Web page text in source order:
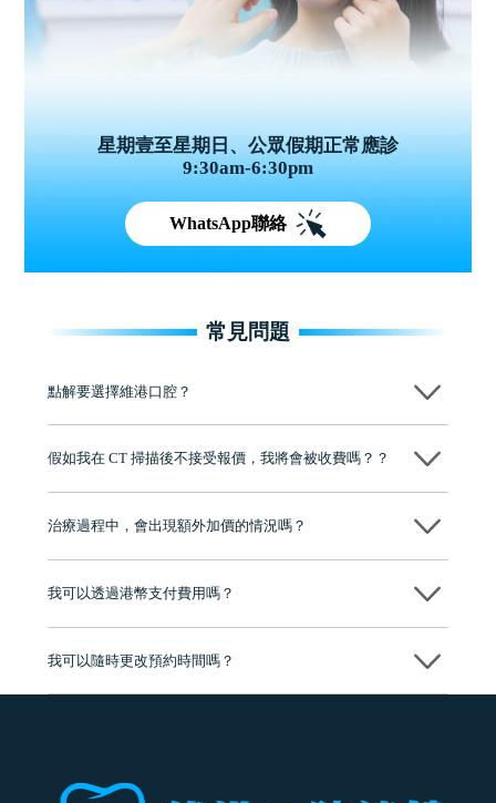
星期壹至星期日、公眾假期正常應診
9:30am-6:30pm
WhatsApp聯絡
常見問題
點解要選擇維港口腔？
維港口腔踐行「醫道濟世」的大學校訓，各分院匯聚來自香港、內地的
牌」、「2025香港企業領袖品牌」，是諾貝爾種植系統全球放心植牙中
至今已服務超過三十個國家和地區的顧客，受到粵港澳大灣區及周邊城
市市民極高的口碑評價及信任推薦 珠海、深圳設有八大分院，香港亦設
有咨詢及服務保障中心，有任何問題都可以隨時預約免費咨詢，讓人十
假如我在 CT 掃描後不接受報價，我將會被收費嗎？？
治療過程中，會出現額外加價的情況嗎？
我可以透過港幣支付費用嗎？
我可以隨時更改預約時間嗎？
可以，請盡早通過wechat或whatsapp聯絡我們，告知我們你原本預約的